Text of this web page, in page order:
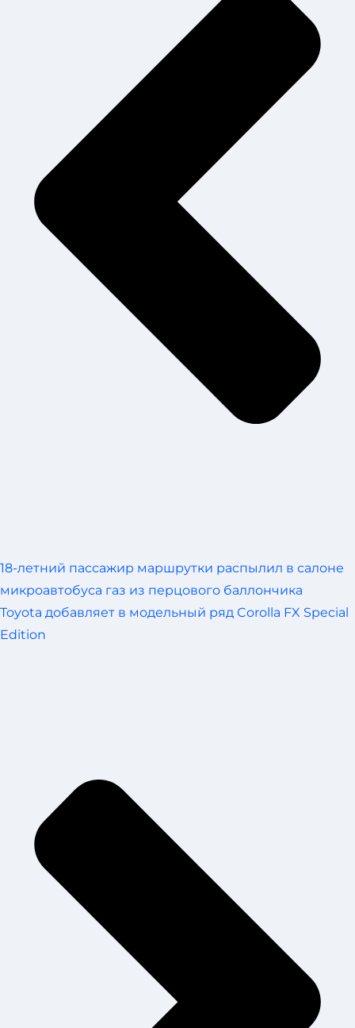
18-летний пассажир маршрутки распылил в салоне
микроавтобуса газ из перцового баллончика
Toyota добавляет в модельный ряд Corolla FX Special
Edition